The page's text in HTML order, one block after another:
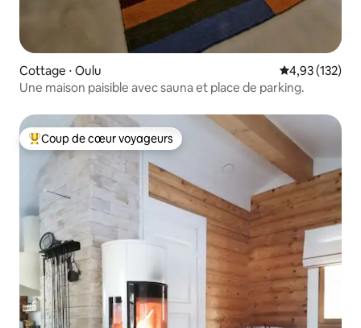
Cottage ⋅ Oulu Évaluation
4,93 (132)
Une maison paisible avec sauna et place de parking.
Coups de cœur voyageurs les plus appréciés
Coup de cœur voyageurs